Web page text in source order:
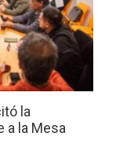
la
a la Mesa